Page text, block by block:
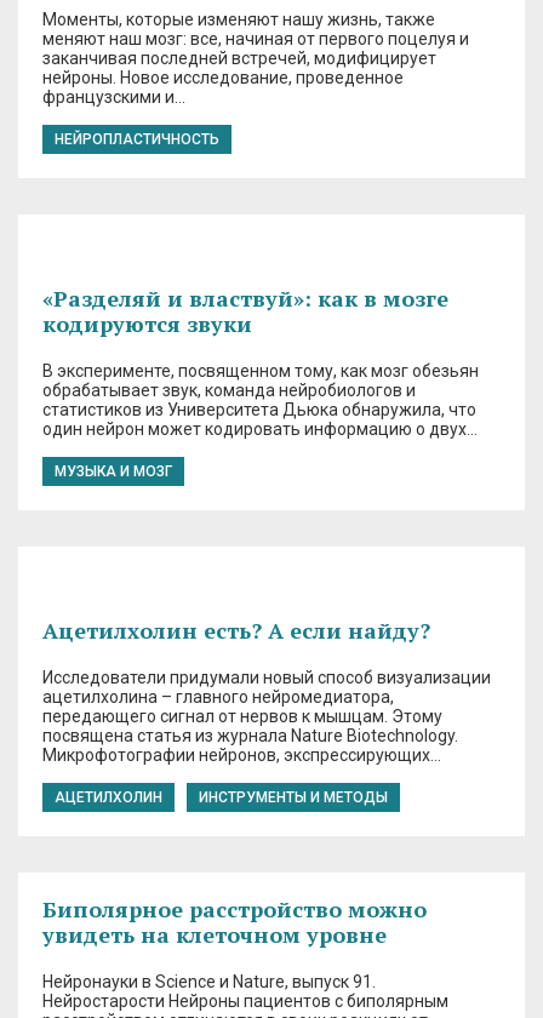
Моменты, которые изменяют нашу жизнь, также
меняют наш мозг: все, начиная от первого поцелуя и
заканчивая последней встречей, модифицирует
нейроны. Новое исследование, проведенное
французскими и…
НЕЙРОПЛАСТИЧНОСТЬ
«Разделяй и властвуй»: как в мозге
кодируются звуки
В эксперименте, посвященном тому, как мозг обезьян
обрабатывает звук, команда нейробиологов и
статистиков из Университета Дьюка обнаружила, что
один нейрон может кодировать информацию о двух…
МУЗЫКА И МОЗГ
Ацетилхолин есть? А если найду?
Исследователи придумали новый способ визуализации
ацетилхолина – главного нейромедиатора,
передающего сигнал от нервов к мышцам. Этому
посвящена статья из журнала Nature Biotechnology.
Микрофотографии нейронов, экспрессирующих…
АЦЕТИЛХОЛИН ИНСТРУМЕНТЫ И МЕТОДЫ
Биполярное расстройство можно
увидеть на клеточном уровне
Нейронауки в Science и Nature, выпуск 91.
Нейростарости Нейроны пациентов с биполярным